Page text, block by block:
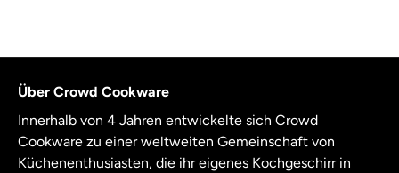
Über Crowd Cookware
Innerhalb von 4 Jahren entwickelte sich Crowd
Cookware zu einer weltweiten Gemeinschaft von
Küchenenthusiasten, die ihr eigenes Kochgeschirr in